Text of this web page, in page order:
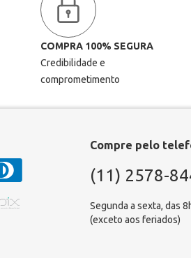
COMPRA 100% SEGURA
Credibilidade e
comprometimento
Compre pelo
(11) 2578-
Segunda a sexta, das
(exceto aos feriados)